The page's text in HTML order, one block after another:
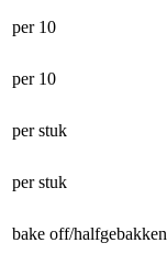
per 10
per 10
per stuk
per stuk
bake off/halfgebakken